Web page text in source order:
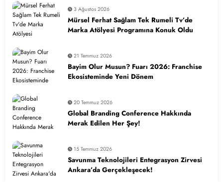
3 Ağustos 2026
Mürsel Ferhat Sağlam Tek Rumeli Tv’de
Marka Atölyesi Programına Konuk Oldu
21 Temmuz 2026
Bayim Olur Musun? Fuarı 2026: Franchise
Ekosisteminde Yeni Dönem
20 Temmuz 2026
Global Branding Conference Hakkında
Merak Edilen Her Şey!
15 Temmuz 2026
Savunma Teknolojileri Entegrasyon Zirvesi
Ankara’da Gerçekleşecek!